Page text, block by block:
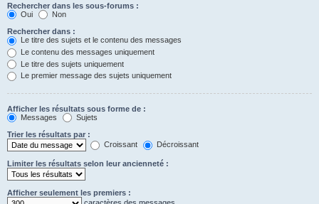
Rechercher dans les sous-forums :
Oui
Non
Rechercher dans :
Le titre des sujets et le contenu des messages
Le contenu des messages uniquement
Le titre des sujets uniquement
Le premier message des sujets uniquement
Afficher les résultats sous forme de :
Messages
Sujets
Trier les résultats par :
Croissant
Décroissant
Limiter les résultats selon leur ancienneté :
Afficher seulement les premiers :